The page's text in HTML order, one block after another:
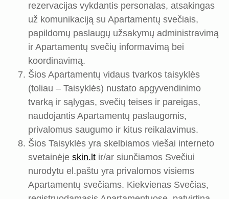
rezervacijas vykdantis personalas, atsakingas
už komunikaciją su Apartamentų svečiais,
papildomų paslaugų užsakymų administravimą
ir Apartamentų svečių informavimą bei
koordinavimą.
Šios Apartamentų vidaus tvarkos taisyklės
(toliau – Taisyklės) nustato apgyvendinimo
tvarką ir sąlygas, svečių teises ir pareigas,
naudojantis Apartamentų paslaugomis,
privalomus saugumo ir kitus reikalavimus.
Šios Taisyklės yra skelbiamos viešai interneto
svetainėje skin.lt ir/ar siunčiamos Svečiui
nurodytu el.paštu yra privalomos visiems
Apartamentų svečiams. Kiekvienas Svečias,